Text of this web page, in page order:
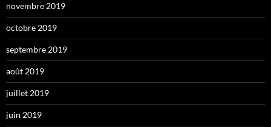
novembre 2019
octobre 2019
septembre 2019
août 2019
juillet 2019
juin 2019